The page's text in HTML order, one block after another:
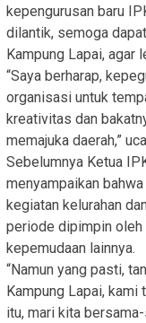
kepengurusan baru
dilantik, semoga
Kampung Lapai, agar
“Saya berharap,
organisasi untuk
kreativitas dan
memajuka daerah,”
Sebelumnya Ketua
menyampaikan
kegiatan kelurahan
periode dipimpin
kepemudaan lainnya.
“Namun yang pasti,
Kampung Lapai, kami
itu, mari kita